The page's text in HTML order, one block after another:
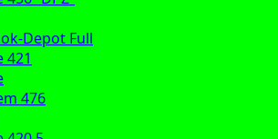
Depot Full
421
476